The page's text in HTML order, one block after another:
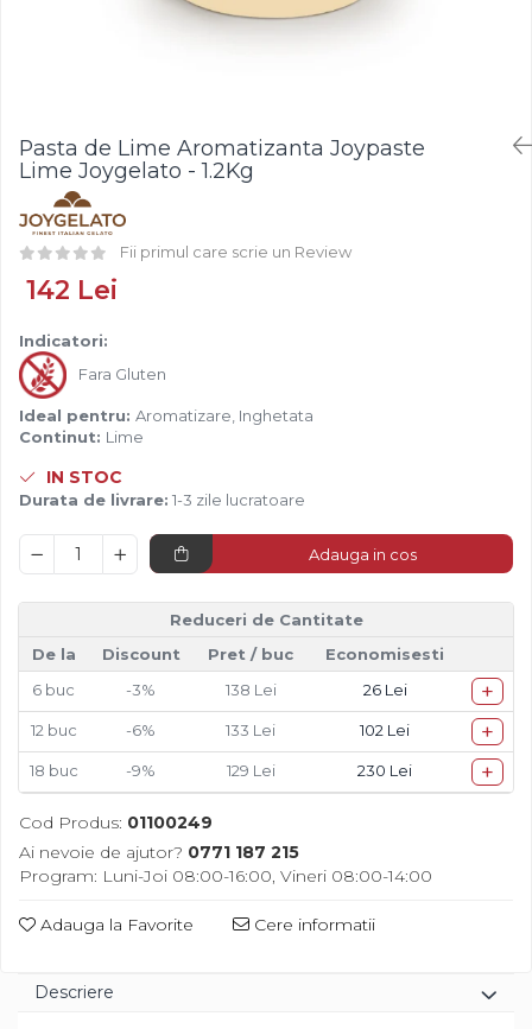
Compot si Cocktail
Arome
Aroma Vanilie
Aroma Rom
Aroma Lamaie
Isomalt
Crocant / Crumble
Lapte Condensat
Spray Antilipire Tavi
Diverse
Pasta de Lime Aromatizanta Joypaste
Lime Joygelato - 1.2Kg
Fii primul care scrie un Review
142 Lei
Indicatori:
Fara Gluten
Ideal pentru: Aromatizare, Inghetata
Continut: Lime
IN STOC
Durata de livrare: 1-3 zile lucratoare
Adauga in cos
Reduceri de Cantitate
De la
Discount Pret / buc
Economisesti
6 buc -3% 138 Lei 26 Lei +
12buc -6% 133 Lei 102 Lei +
18 buc -9% 129 Lei 230 Lei +
Cod Produs: 01100249
Ai nevoie de ajutor? 0771 187 215
Program: Luni-Joi 08:00-16:00, Vineri 08:00-14:00
Adauga la Favorite Cere informatii
Descriere